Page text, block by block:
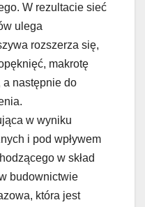
W rezultacie sieć
ulega
rozszerza się,
makrotę
a następnie do
w wyniku
i pod wpływem
w skład
budownictwie
która jest